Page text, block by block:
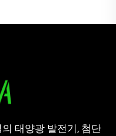
태양광 발전기, 첨단